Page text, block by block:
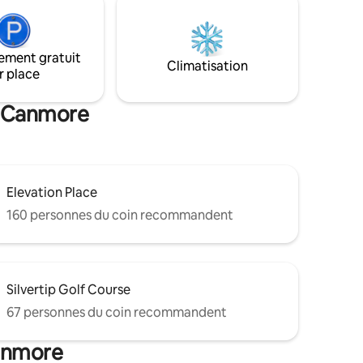
et
ou les petites familles qui veulent
découvrir tout ce que Canmore a à offrir
tout en profitant d’une vue magnifique
sur les montagnes.
gratuit
place
Climatisation
Elevation Place
160 personnes du coin recommandent
Silvertip Golf Course
67 personnes du coin recommandent